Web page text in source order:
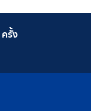
ครั้ง